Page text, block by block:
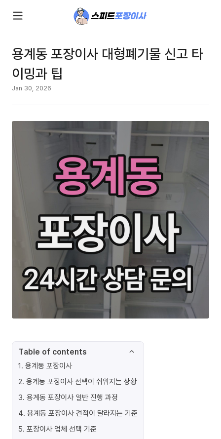
용계동 포장이사 대형폐기물 신고 타
이밍과 팁
Jan 30, 2026
Table of contents
1. 용계동 포장이사
2. 용계동 포장이사 선택이 쉬워지는 상황
3. 용계동 포장이사 일반 진행 과정
4. 용계동 포장이사 견적이 달라지는 기준
5. 포장이사 업체 선택 기준